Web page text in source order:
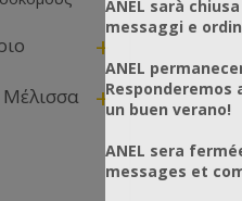
vision,
keeping
Fit-wise,
as it is
designed
robust
+
+
ANEL sarà
messaggi e
ANEL
Responderemos
un buen verano!
ANEL sera
messages et